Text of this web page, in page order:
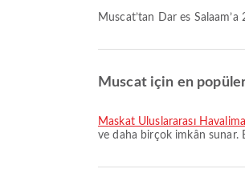
Muscat’tan Dar es
Muscat için en
Maskat Uluslararası
ve daha birçok imkân sunar.